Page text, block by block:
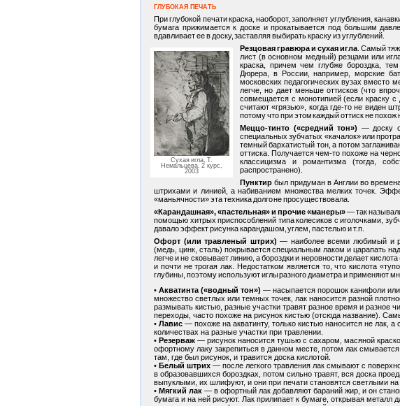
ГЛУБОКАЯ ПЕЧАТЬ
При глубокой печати краска, наоборот, заполняет углубления,
бумага прижимается к доске и прокатывается под большим
вдавливает ее в доску, заставляя выбирать краску из углублений.
Сухая игла, Т.
Немальцева. 2 курс,
2003
Резцовая гравюра и сухая игла . Самый
лист (в основном медный) резцами или
краска, причем чем глубже бороздка,
Дюрера, в России, например, морские
московских педагогических вузах вместо
легче, но дает меньше оттисков (что
совмещается с монотипией (если краску
считают «грязью», когда где-то не виден
потому что при этом каждый оттиск не похож
Меццо-тинто («средний тон») — доску
специальных зубчатых «качалок» или
темный бархатистый тон, а потом
оттиска. Получается чем-то похоже на
классицизма и романтизма (тогда,
распространено).
Пунктир был придуман в Англии во
штрихами и линией, а набиванием множества мелких точек.
«маньячности» эта техника долго не просуществовала.
«Карандашная», «пастельная» и прочие «манеры»— так
помощью хитрых приспособлений типа колесиков с иголочками,
давало эффект рисунка карандашом, углем, пастелью и т.п.
Офорт (или травленый штрих) — наиболее всеми любимый и
(медь, цинк, сталь) покрывается специальным лаком и царапать
легче и не сковывает линию, а бороздки и неровности делает
и почти не трогая лак. Недостатком является то, что кислота
глубины, поэтому используют иглы разного диаметра и применяют
Акватинта («водный тон») — насыпается порошок канифоли или
множество светлых или темных точек, лак наносится разной
размывать кистью, разные участки травят разное время и разное
переходы, часто похоже на рисунок кистью (отсюда название).
Лавис — похоже на акватинту, только кистью наносится не лак, а
количествах на разные участки при травлении.
Резерваж — рисунок наносится тушью с сахаром, масяной
офортному лаку закрепиться в данном месте, потом лак
там, где был рисунок, и травится доска кислотой.
Белый штрих — после легкого травления лак смывают с
в образовавшихся бороздках, потом сильно травят, вся доска
выпуклыми, их шлифуют, и они при печати становятся светлыми
Мягкий лак — в офортный лак добавляют бараний жир, и он
бумага и на ней рисуют. Лак прилипает к бумаге, открывая металл